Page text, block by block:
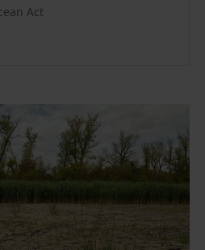
Act